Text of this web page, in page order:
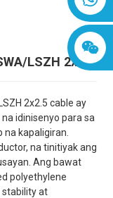
LSZH 2x2.5
2x2.5 cable ay
idinisenyo para sa
kapaligiran.
na tinitiyak ang
Ang bawat
polyethylene
stability at